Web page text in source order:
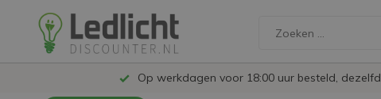
Op werkdagen voor 18:00 uur besteld,